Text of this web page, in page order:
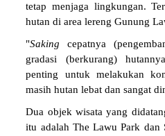
tetap menjaga lingkungan.
hutan di area lereng Gunung
"Saking cepatnya
gradasi (berkurang)
penting untuk melakukan
masih hutan lebat dan sangat
Dua objek wisata yang
itu adalah The Lawu Park dan